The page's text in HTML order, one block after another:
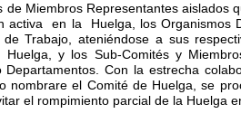
de Miembros Representantes
activa en la Huelga, los Organismos
Trabajo, ateniéndose a sus
y los Sub-Comités y
Departamentos. Con la estrecha
nombrare el Comité de Huelga, se
el rompimiento parcial de la Huelga